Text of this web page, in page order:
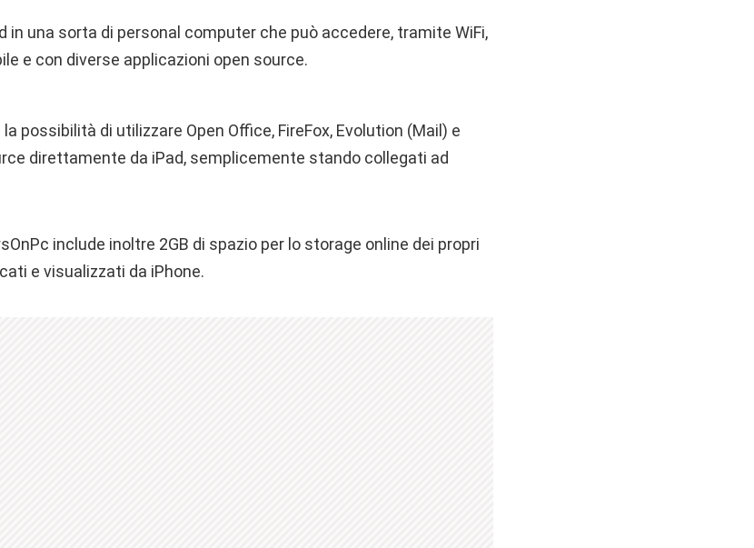
in una sorta di personal computer che può accedere, tramite WiFi,
e con diverse applicazioni open source.
possibilità di utilizzare Open Office, FireFox, Evolution (Mail) e
direttamente da iPad, semplicemente stando collegati ad
include inoltre 2GB di spazio per lo storage online dei propri
e visualizzati da iPhone.